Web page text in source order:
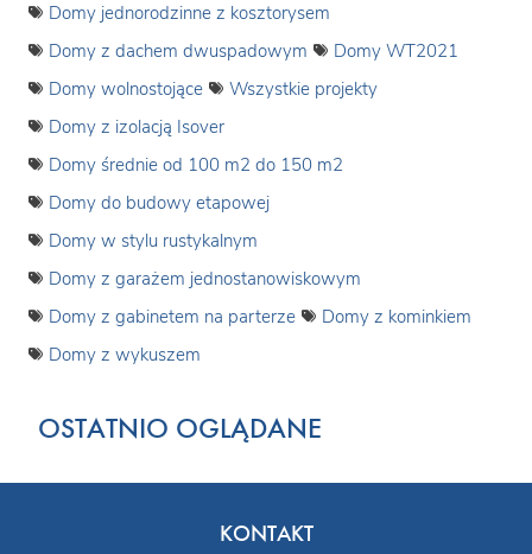
Domy jednorodzinne z kosztorysem
Domy z dachem dwuspadowym
Domy WT2021
Domy wolnostojące
Wszystkie projekty
Domy z izolacją Isover
Domy średnie od 100 m2 do 150 m2
Domy do budowy etapowej
Domy w stylu rustykalnym
Domy z garażem jednostanowiskowym
Domy z gabinetem na parterze
Domy z kominkiem
Domy z wykuszem
OSTATNIO OGLĄDANE
KONTAKT